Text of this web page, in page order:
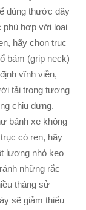
dùng thước dây
phù hợp với loại
hãy chọn trục
bám (grip neck)
vĩnh viễn,
tải trọng tương
chịu đựng.
bánh xe không
có ren, hãy
lượng nhỏ keo
những rắc
tháng sử
sẽ giảm thiểu